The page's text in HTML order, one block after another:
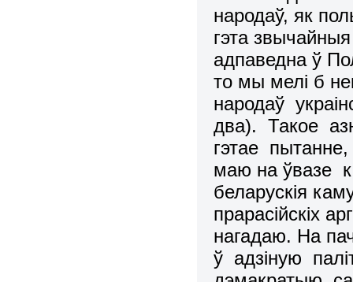
народаў, як
гэта
адпаведна ў
то мы мелi б
народаў
два). Такое
гэтае
маю на ўвазе
беларускiя
прарасійскiх
нагадаю. На
ў адзiную